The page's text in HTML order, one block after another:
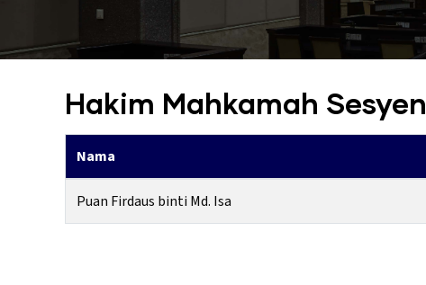
Hakim Mahkamah Sesyen
Nama
Puan Firdaus binti Md. Isa